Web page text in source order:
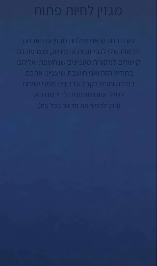
מגזין לחיות פתוח
פעם בחודש אני שולחת מגזין עם תובנות
חדשות שלי לגבי זוגיות או מיניות, ומצרפת גם
קישורים למקורות מעניינים שנחשפתי אליהם
בחודש הזה ואני חושבת שיעניינו אתכם.
במידה ותרצו לקבל עדכונים ממני ישירות
למייל אתם מוזמנים להירשם כאן
(ניתן להסיר את הדיוור בכל עת).